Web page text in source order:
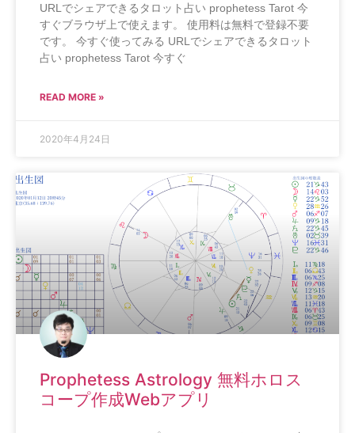
URLでシェアできるタロット占い prophetess Tarot 今
すぐブラウザ上で使えます。 使用料は無料で登録不要
です。 今すぐ使ってみる URLでシェアできるタロット
占い prophetess Tarot 今すぐ
READ MORE »
2020年4月24日
Prophetess Astrology 無料ホロス
コープ作成Webアプリ